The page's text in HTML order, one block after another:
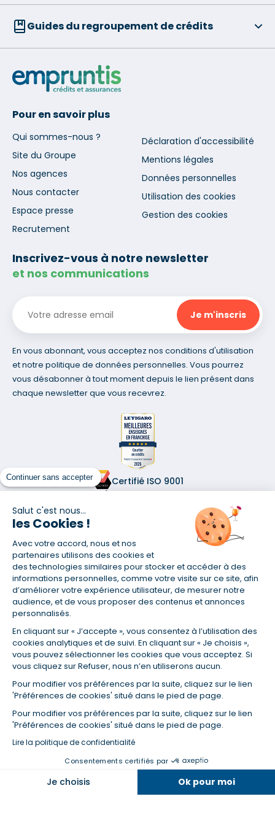
Continuer sans accepter
Salut c'est nous...
les Cookies !
Avec votre accord, nous et nos
partenaires utilisons des cookies et
des technologies similaires pour stocker et accéder à des
informations personnelles, comme votre visite sur ce site, afin
d’améliorer votre expérience utilisateur, de mesurer notre
audience, et de vous proposer des contenus et annonces
personnalisés.
En cliquant sur « J’accepte », vous consentez à l’utilisation des
cookies analytiques et de suivi. En cliquant sur « Je choisis »,
vous pouvez sélectionner les cookies que vous acceptez. Si
vous cliquez sur Refuser, nous n’en utiliserons aucun.
Pour modifier vos préférences par la suite, cliquez sur le lien
'Préférences de cookies' situé dans le pied de page.
Pour modifier vos préférences par la suite, cliquez sur le lien
'Préférences de cookies' situé dans le pied de page.
Lire la politique de confidentialité
Consentements certifiés par
Je choisis Ok pour moi
Dans la même catégorie
Guides du regroupement de crédits
Pour en savoir plus
Qui sommes-nous ?
Site du Groupe
Nos agences
Nous contacter
Espace presse
Recrutement
Déclaration d'accessibilité
Mentions légales
Données personnelles
Utilisation des cookies
Gestion des cookies
Inscrivez-vous à notre newsletter
et nos communications
En vous abonnant, vous acceptez nos conditions d'utilisation
et notre politique de données personnelles. Vous pourrez
vous désabonner à tout moment depuis le lien présent dans
chaque newsletter que vous recevrez.
Certifié ISO 9001
(1) Taux fixe national hors assurance et selon votre profil
(2) Économie de 65 % pour l'assurance d'un prêt amortissable de 330
457,23 € à 0,90 % sur 19,5 ans, accordé à un salarié non cadre assuré à
100 % (décès, PTIA, IPP, ITT, IPP) âgé de 36 ans fumeur et une personne
ans et non-fumeur, tous deux sans risque médical connu. Au
14/07/2019, coût de l'assurance proposée par la banque 179,08 €/mois
en moyenne contre 64,60 €/mois en moyenne au 14/07/2022 avec
Empruntis.com (TAEA : 0,44 %, coût total de l'assurance : 15 117,65 €).
(3) Taux minimum pour un crédit consommation d'un montant fixé entre
5 000 et 20 000 euros, selon profil et durée.
de la durée de remboursement ainsi que la hausse du coût total du
crédit.
(5) Banques de réseau, mutualistes, spécialisées, directions
Mutuelles, compagnies et courtiers d'assurances. Selon votre profil et
(6) Banques de réseau, mutualistes, spécialisées, directions
régionales, organismes de crédit, selon votre profil et votre demande.